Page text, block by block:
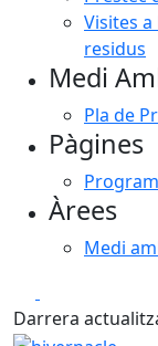
Visites
residus
Medi
Pla de
Pàgines
Àrees
Medi
Darrera